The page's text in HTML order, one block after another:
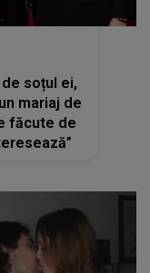
soțul ei,
mariaj de
făcute de